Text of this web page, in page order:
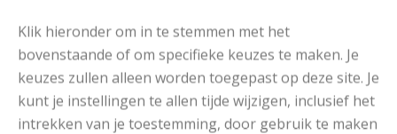
Klik hieronder om in te stemmen met het
bovenstaande of om specifieke keuzes te maken. Je
keuzes zullen alleen worden toegepast op deze site. Je
kunt je instellingen te allen tijde wijzigen, inclusief het
intrekken van je toestemming, door gebruik te maken